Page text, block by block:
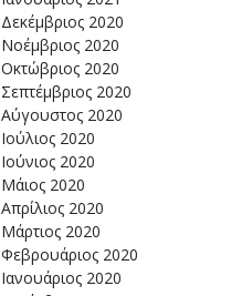
Δεκέμβριος 2020
Νοέμβριος 2020
Οκτώβριος 2020
Σεπτέμβριος 2020
Αύγουστος 2020
Ιούλιος 2020
Ιούνιος 2020
Μάιος 2020
Απρίλιος 2020
Μάρτιος 2020
Φεβρουάριος 2020
Ιανουάριος 2020